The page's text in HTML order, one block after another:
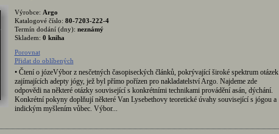
Výrobce: Argo
Katalogové číslo: 80-7203-222-4
Termín dodání (dny): neznámý
Skladem: 0 kniha
Porovnat
Přidat do oblíbených
• Čtení o józeVýbor z nesčetných časopiseckých článků, pokrývající široké spektrum otázek
zajímajících adepty jógy, jež byl přímo pořízen pro nakladatelství Argo. Najdeme zde
odpovědi na některé otázky související s konkrétními technikami provádění asán, dýchání.
Konkrétní pokyny doplňují některé Van Lysebethovy teoretické úvahy související s jógou a
indickým myšlením vůbec. Výbor...